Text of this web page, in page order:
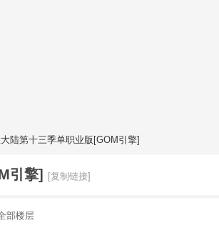
陆第十三季单职业版[GOM引擎]
引擎] [复制链接]
部楼层